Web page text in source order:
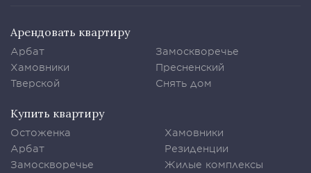
Арендовать квартиру
Арбат
Хамовники
Тверской
Замоскворечье
Пресненский
Снять дом
Купить квартиру
Остоженка
Арбат
Замоскворечье
Хамовники
Резиденции
Жилые комплексы